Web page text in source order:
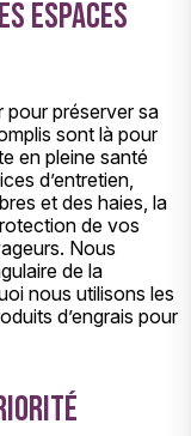
espaces
pour préserver sa
sont là pour
en pleine santé
d’entretien,
et des haies, la
de vos
Nous
de la
nous utilisons les
d’engrais pour